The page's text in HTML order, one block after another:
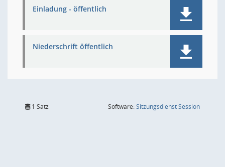
Einladung - öffentlich
Niederschrift öffentlich
1 Satz Software:SitzungsdienstSession(Wird in